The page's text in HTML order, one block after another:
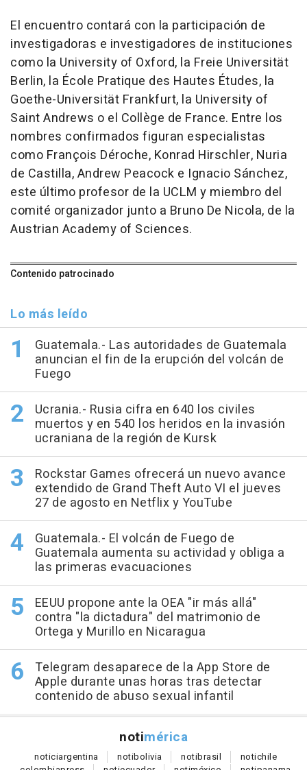
El encuentro contará con la participación de
investigadoras e investigadores de instituciones
como la University of Oxford, la Freie Universität
Berlin, la École Pratique des Hautes Études, la
Goethe-Universität Frankfurt, la University of
Saint Andrews o el Collège de France. Entre los
nombres confirmados figuran especialistas
como François Déroche, Konrad Hirschler, Nuria
de Castilla, Andrew Peacock e Ignacio Sánchez,
este último profesor de la UCLM y miembro del
comité organizador junto a Bruno De Nicola, de la
Austrian Academy of Sciences.
Contenido patrocinado
Lo más leído
Guatemala.- Las autoridades de Guatemala
anuncian el fin de la erupción del volcán de
Fuego
Ucrania.- Rusia cifra en 640 los civiles
muertos y en 540 los heridos en la invasión
ucraniana de la región de Kursk
Rockstar Games ofrecerá un nuevo avance
extendido de Grand Theft Auto VI el jueves
27 de agosto en Netflix y YouTube
Guatemala.- El volcán de Fuego de
Guatemala aumenta su actividad y obliga a
las primeras evacuaciones
EEUU propone ante la OEA "ir más allá"
contra "la dictadura" del matrimonio de
Ortega y Murillo en Nicaragua
Telegram desaparece de la App Store de
Apple durante unas horas tras detectar
contenido de abuso sexual infantil
notimérica
noticiargentina notibolivia notibrasil notichile